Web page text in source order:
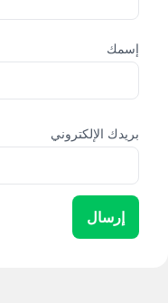
إسمك
بريدك الإلكتروني
إرسال